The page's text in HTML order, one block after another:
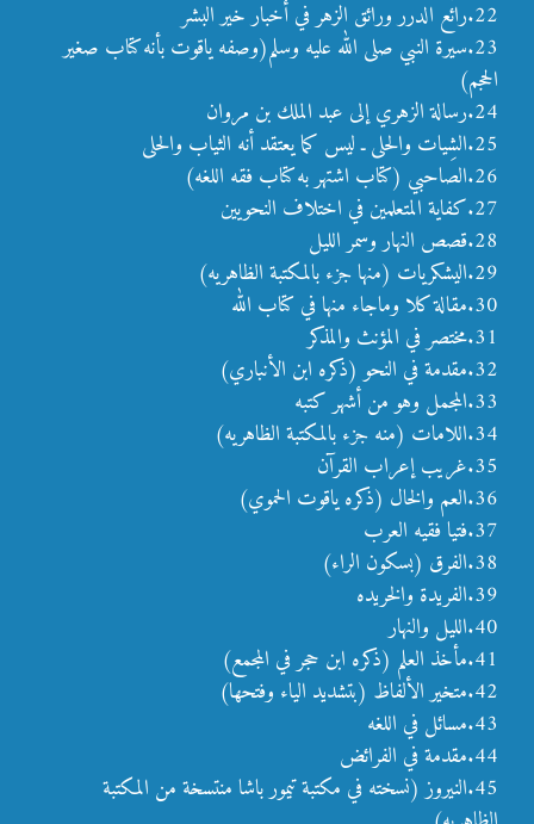
22.رائع الدرر ورائق الزهر في أخبار خير البشر
23.سيرة النبي صلى الله عليه وسلم(وصفه ياقوت بأنه كتاب صغير
الحجم)
24.رسالة الزهري إلى عبد الملك بن مروان
25.الشِيات والحلى ـ ليس كما يعتقد أنه الثياب والحلى
26.الصاحبي (كتاب اشتهر به كتاب فقه اللغه)
27.كفاية المتعلمين في اختلاف النحويين
28.قصص النهار وسمر الليل
29.اليشكريات (منها جزء بالمكتبة الظاهريه)
30.مقالة كلا وماجاء منها في كتاب الله
31.مختصر في المؤنث والمذكر
32.مقدمة في النحو (ذكره ابن الأنباري)
33.المجمل وهو من أشهر كتبه
34.اللامات (منه جزء بالمكتبة الظاهريه)
35.غريب إعراب القرآن
36.العم والخال (ذكره ياقوت الحموي)
37.فتيا فقيه العرب
38.الفرق (بسكون الراء)
39.الفريدة والخريده
40.الليل والنهار
41.مأخذ العلم (ذكره ابن حجر في المجمع)
42.متخير الألفاظ (بتشديد الياء وفتحها)
43.مسائل في اللغه
44.مقدمة في الفرائض
45.النيروز (نسخته في مكتبة تيمور باشا منتسخة من المكتبة